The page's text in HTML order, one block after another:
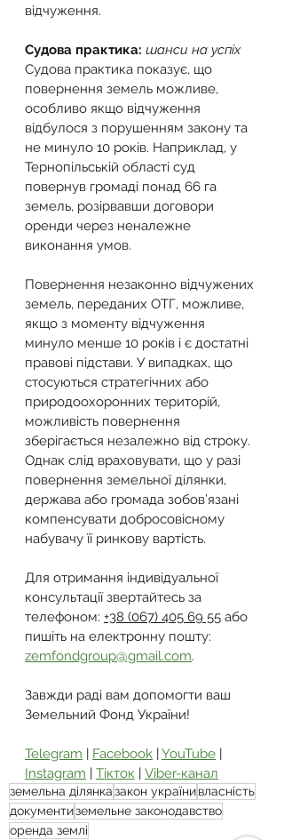
відчуження.
Судова практика: шанси на успіх
Судова практика показує, що
повернення земель можливе,
особливо якщо відчуження
відбулося з порушенням закону та
не минуло 10 років. Наприклад, у
Тернопільській області суд
повернув громаді понад 66 га
земель, розірвавши договори
оренди через неналежне
виконання умов.
Повернення незаконно відчужених
земель, переданих ОТГ, можливе,
якщо з моменту відчуження
минуло менше 10 років і є достатні
правові підстави. У випадках, що
стосуються стратегічних або
природоохоронних територій,
можливість повернення
зберігається незалежно від строку.
Однак слід враховувати, що у разі
повернення земельної ділянки,
держава або громада зобов’язані
компенсувати добросовісному
набувачу її ринкову вартість.
Для отримання індивідуальної
консультації звертайтесь за
телефоном: +38 (067) 405 69 55 або
пишіть на електронну пошту:
zemfondgroup@gmail.com.
Завжди раді вам допомогти ваш
Земельний Фонд України!
Telegram | Facebook | YouTube |
Instagram | Тікток | Viber-канал
земельна ділянказакон українивласність
документиземельне законодавство
оренда землі